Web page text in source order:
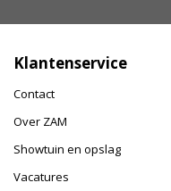
Klantenservice
Contact
Over ZAM
Showtuin en opslag
Vacatures